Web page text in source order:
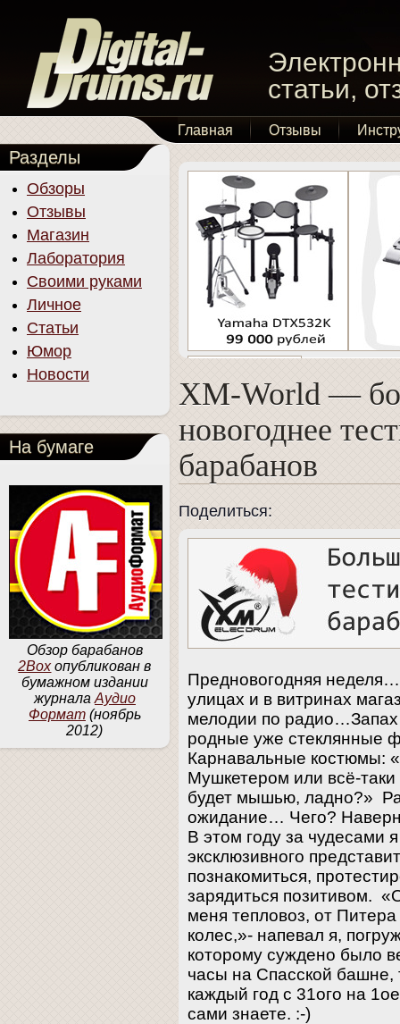
статьи,
Главная Отзывы
XM-World —
новогоднее
барабанов
Поделиться:
Предновогодняя
улицах и в витринах
мелодии по
родные уже стеклянные
Карнавальные костюмы:
Мушкетером или всё-
будет мышью, ладно?»
ожидание… Чего?
В этом году за чудесами
эксклюзивного
познакомиться,
зарядиться позитивом.
меня тепловоз, от
колес,»- напевал я,
которому суждено было
часы на Спасской башне,
каждый год с 31ого на
сами знаете. :-)
Разделы
Обзоры
Отзывы
Магазин
Лаборатория
Своими руками
Личное
Статьи
Юмор
Новости
На бумаге
Обзор барабанов
2Boxопубликован в
бумажном издании
журнала Аудио
Формат (ноябрь
2012)